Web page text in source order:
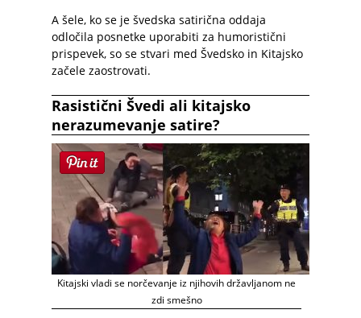
A šele, ko se je švedska satirična oddaja
odločila posnetke uporabiti za humoristični
prispevek, so se stvari med Švedsko in Kitajsko
začele zaostrovati.
Rasistični Švedi ali kitajsko
nerazumevanje satire?
Kitajski vladi se norčevanje iz njihovih državljanom ne
zdi smešno